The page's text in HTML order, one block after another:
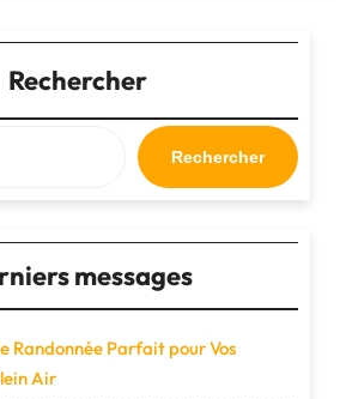
à
Dos
et
Bagage
Cabine
pour
Légèreté"
Rechercher
Rechercher
messages
Randonnée Parfait pour Vos
Air